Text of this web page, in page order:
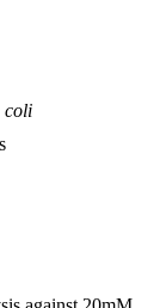
coli